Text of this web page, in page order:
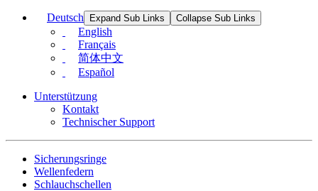
Deutsch Expand Sub Links Collapse Sub Links
English
Français
简体中文
Español
Unterstützung
Kontakt
Technischer Support
Sicherungsringe
Wellenfedern
Schlauchschellen